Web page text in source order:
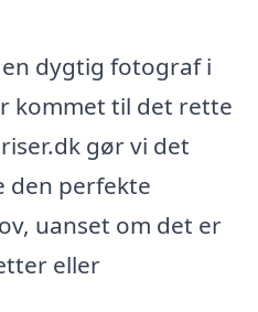
dygtig fotograf i
kommet til det rette
gør vi det
den perfekte
uanset om det er
eller